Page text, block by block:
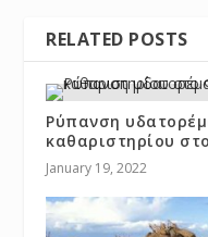
RELATED POSTS
Ρύπανση
καθαριστηρίου
January 19, 2022